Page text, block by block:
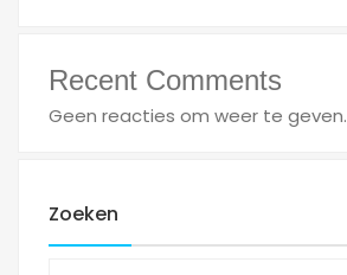
Recent Comments
Geen reacties om weer te geven.
Zoeken